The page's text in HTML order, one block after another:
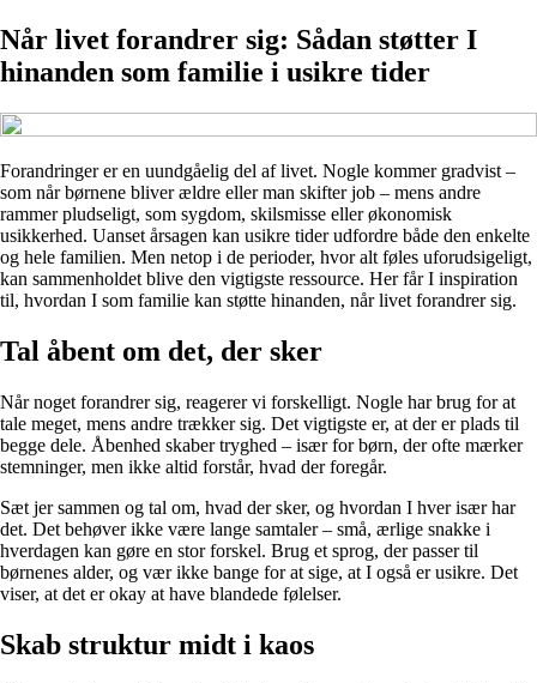
Når livet forandrer sig: Sådan støtter I
hinanden som familie i usikre tider
Forandringer er en uundgåelig del af livet. Nogle kommer gradvist –
som når børnene bliver ældre eller man skifter job – mens andre
rammer pludseligt, som sygdom, skilsmisse eller økonomisk
usikkerhed. Uanset årsagen kan usikre tider udfordre både den enkelte
og hele familien. Men netop i de perioder, hvor alt føles uforudsigeligt,
kan sammenholdet blive den vigtigste ressource. Her får I inspiration
til, hvordan I som familie kan støtte hinanden, når livet forandrer sig.
Tal åbent om det, der sker
Når noget forandrer sig, reagerer vi forskelligt. Nogle har brug for at
tale meget, mens andre trækker sig. Det vigtigste er, at der er plads til
begge dele. Åbenhed skaber tryghed – især for børn, der ofte mærker
stemninger, men ikke altid forstår, hvad der foregår.
Sæt jer sammen og tal om, hvad der sker, og hvordan I hver især har
det. Det behøver ikke være lange samtaler – små, ærlige snakke i
hverdagen kan gøre en stor forskel. Brug et sprog, der passer til
børnenes alder, og vær ikke bange for at sige, at I også er usikre. Det
viser, at det er okay at have blandede følelser.
Skab struktur midt i kaos